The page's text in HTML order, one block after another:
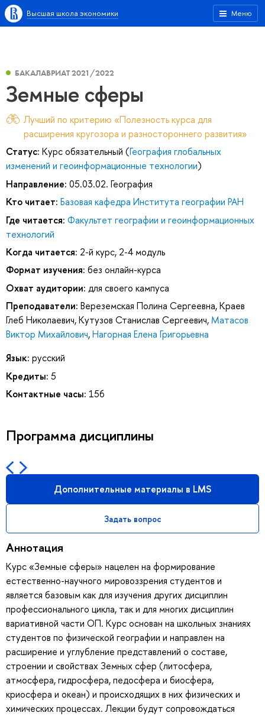
Меню
Высшая школа экономики
БАКАЛАВРИАТ 2021/2022
Земные сферы
Лучший по критерию «Полезность курса для
расширения кругозора и разностороннего развития»
Статус: Курс обязательный (География глобальных
изменений и геоинформационные технологии)
Направление: 05.03.02. География
Кто читает: Базовая кафедра Института географии РАН
Где читается: Факультет географии и геоинформационных
технологий
Когда читается: 2-й курс, 2-4 модуль
Формат изучения: без онлайн-курса
Охват аудитории: для своего кампуса
Преподаватели: Вереземская Полина Сергеевна,Краев
Глеб Николаевич,Кутузов Станислав Сергеевич, Матасов
Виктор Михайлович,Нагорная Елена Григорьевна
Язык: русский
Кредиты: 5
Контактные часы: 156
Программа дисциплины
Дополнительные материалы в LMS
Задать вопрос
Аннотация
Курс «Земные сферы» нацелен на формирование
естественно-научного мировоззрения студентов и
является базовым как для изучения других дисциплин
профессионального цикла, так и для многих дисциплин
вариативной части ОП. Курс основан на школьных знаниях
студентов по физической географии и направлен на
расширение и углубление представлений о составе,
строении и свойствах Земных сфер (литосфера,
атмосфера, гидросфера, педосфера и биосфера,
криосфера и океан) и происходящих в них физических и
химических процессах. Лекции будут сопровождаться